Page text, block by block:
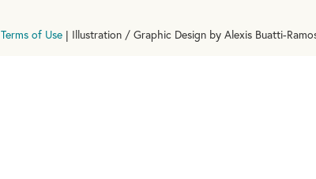
Terms of Use| Illustration / Graphic Design by Alexis Buatti-